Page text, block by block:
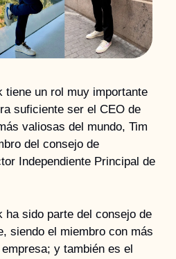
tiene un rol muy importante
suficiente ser el CEO de
valiosas del mundo, Tim
del consejo de
Independiente Principal de
ha sido parte del consejo de
siendo el miembro con más
y también es el